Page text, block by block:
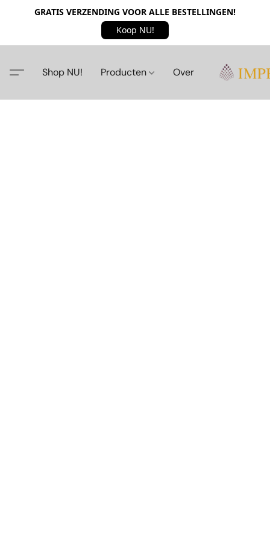
GRATIS VERZENDING VOOR ALLE BESTELLINGEN!
Koop NU!
Shop NU! Producten Over